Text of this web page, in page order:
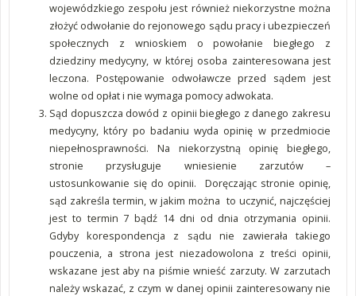
wojewódzkiego zespołu jest również niekorzystne można
złożyć odwołanie do rejonowego sądu pracy i ubezpieczeń
społecznych z wnioskiem o powołanie biegłego z
dziedziny medycyny, w której osoba zainteresowana jest
leczona. Postępowanie odwoławcze przed sądem jest
wolne od opłat i nie wymaga pomocy adwokata.
Sąd dopuszcza dowód z opinii biegłego z danego zakresu
medycyny, który po badaniu wyda opinię w przedmiocie
niepełnosprawności. Na niekorzystną opinię biegłego,
stronie przysługuje wniesienie zarzutów –
ustosunkowanie się do opinii. Doręczając stronie opinię,
sąd zakreśla termin, w jakim można to uczynić, najczęściej
jest to termin 7 bądź 14 dni od dnia otrzymania opinii.
Gdyby korespondencja z sądu nie zawierała takiego
pouczenia, a strona jest niezadowolona z treści opinii,
wskazane jest aby na piśmie wnieść zarzuty. W zarzutach
należy wskazać, z czym w danej opinii zainteresowany nie